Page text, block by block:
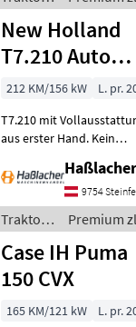
und geprüft we
Massey
Ferguson
New Holland
T7.210 Auto
Command
212 KM/156 kW L. pr.
T7.210 mit
aus erster Hand. Kein
am eigenen Betrieb
gelaufen. Durchgehend
gewartet, einsatzbereit,
aufbereitet, technisch
9754
Traktor /
New
Holland
Premium
Case IH Puma
150 CVX
165 KM/121 kW L. pr.